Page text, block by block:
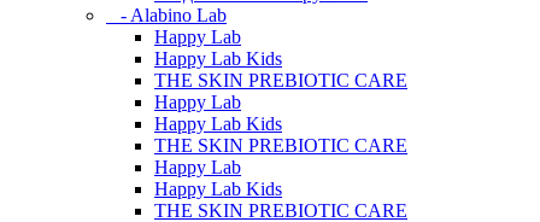
- Alabino Lab
Happy Lab
Happy Lab Kids
THE SKIN PREBIOTIC CARE
Happy Lab
Happy Lab Kids
THE SKIN PREBIOTIC CARE
Happy Lab
Happy Lab Kids
THE SKIN PREBIOTIC CARE